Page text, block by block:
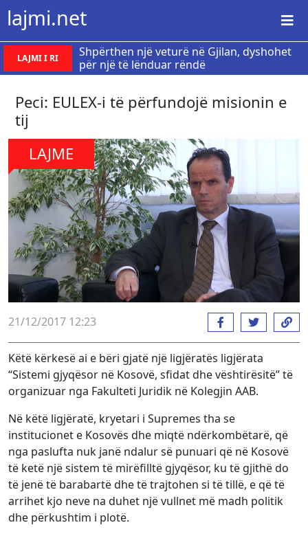
lajmi.net
LAJMI I RI
Shpërthen një veturë në Gjilan, dyshohet
për një të lënduar rëndë
Peci: EULEX-i të përfundojë misionin e
tij
LAJME
21/12/2017 12:23
Këtë kërkesë ai e bëri gjatë një ligjëratës ligjërata
“Sistemi gjyqësor në Kosovë, sfidat dhe vështirësitë” të
organizuar nga Fakulteti Juridik në Kolegjin AAB.
Në këtë ligjëratë, kryetari i Supremes tha se
institucionet e Kosovës dhe miqtë ndërkombëtarë, që
nga paslufta nuk janë ndalur së punuari që në Kosovë
të ketë një sistem të mirëfilltë gjyqësor, ku të gjithë do
të jenë të barabartë dhe të trajtohen si të tillë, e që të
arrihet kjo neve na duhet një vullnet më madh politik
dhe përkushtim i plotë.